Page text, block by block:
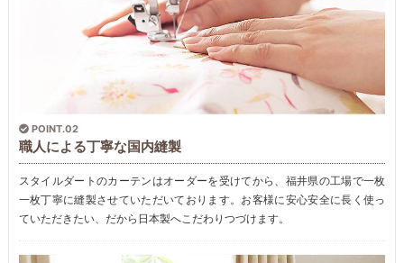
POINT.02
職人による丁寧な国内縫製
スタイルダートのカーテンはオーダーを受けてから、福井県の工場で一枚
一枚丁寧に縫製させていただいております。お客様に安心安全に長く使っ
ていただきたい、だから日本製へこだわりつづけます。